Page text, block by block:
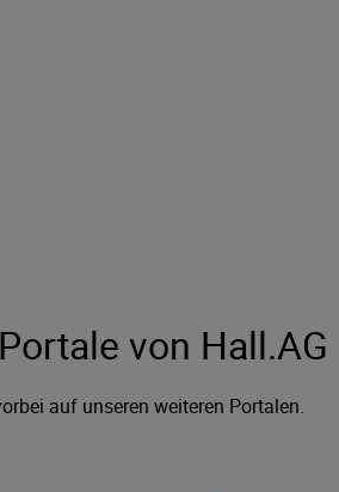
von Hall.AG
auf unseren weiteren Portalen.